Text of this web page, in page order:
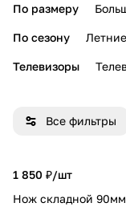
По размеру
По сезону
Телевизоры
Все фильтры
1 850 ₽/шт
Нож складной 90мм